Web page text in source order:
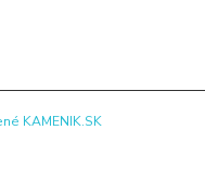
KAMENIK.SK